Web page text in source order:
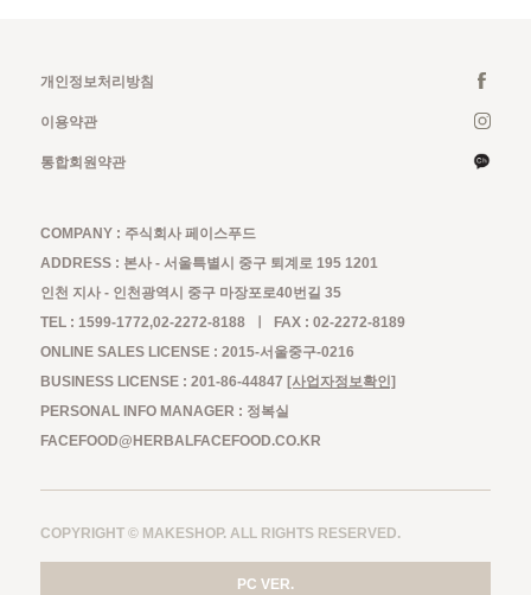
개인정보처리방침
이용약관
통합회원약관
COMPANY : 주식회사 페이스푸드
ADDRESS : 본사 - 서울특별시 중구 퇴계로 195 1201
인천 지사 - 인천광역시 중구 마장포로40번길 35
TEL : 1599-1772,02-2272-8188 ㅣ FAX : 02-2272-8189
ONLINE SALES LICENSE : 2015-서울중구-0216
BUSINESS LICENSE : 201-86-44847 [사업자정보확인]
PERSONAL INFO MANAGER : 정복실
FACEFOOD@HERBALFACEFOOD.CO.KR
COPYRIGHT © MAKESHOP. ALL RIGHTS RESERVED.
PC VER.